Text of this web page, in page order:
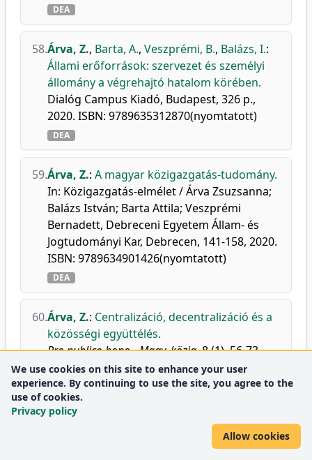
DEA
58.Árva, Z., Barta, A., Veszprémi, B., Balázs, I.:
Állami erőforrások: szervezet és személyi
állomány a végrehajtó hatalom körében.
Dialóg Campus Kiadó, Budapest, 326 p.,
2020. ISBN: 9789635312870(nyomtatott)
DEA
59.Árva, Z.: A magyar közigazgatás-tudomány.
In: Közigazgatás-elmélet / Árva Zsuzsanna;
Balázs István; Barta Attila; Veszprémi
Bernadett, Debreceni Egyetem Állam- és
Jogtudományi Kar, Debrecen, 141-158, 2020.
ISBN: 9789634901426(nyomtatott)
DEA
60.Árva, Z.: Centralizáció, decentralizáció és a
közösségi együttélés.
Pro publico bono - Magy. közig.8 (1), 56-73,
2020.
doi DEA
Experience with the legal
We use cookies on this site to enhance your user
experience. By continuing to use the site, you agree to the
use of cookies.
Privacy policy
Allow cookies